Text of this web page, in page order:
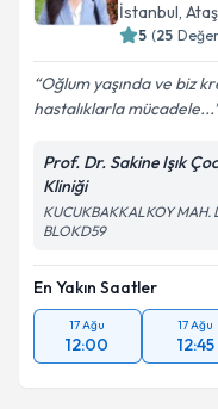
İstanbul,
5 (25
Oğlum yaşında ve biz
hastalıklarla mücadele...
Prof. Dr. Sakine Işık
Kliniği
KUCUKBAKKALKOY MAH.
BLOKD59
En Yakın Saatler
17 Ağu
12:00
17 Ağu
12:45